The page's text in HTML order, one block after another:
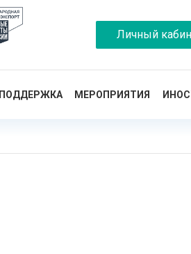
Личный
ПОДДЕРЖКА МЕРОПРИЯТИЯ